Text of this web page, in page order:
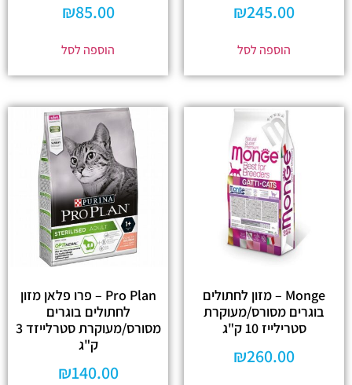
₪245.00
הוספה לסל
₪85.00
הוספה לסל
Monge – מזון לחתולים
בוגרים מסורס/מעוקרת
סטרילייז 10 ק"ג
₪260.00
Pro Plan – פרו פלאן מזון
לחתולים בוגרים
מסורס/מעוקרת סטרלייזד 3
ק"ג
₪140.00